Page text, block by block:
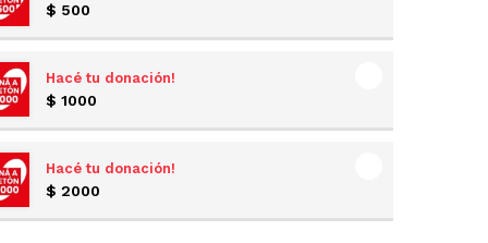
$ 500
Hacé tu donación!
$ 1000
Hacé tu donación!
$ 2000